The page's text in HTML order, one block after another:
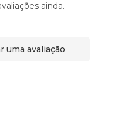
ainda.
uma avaliação